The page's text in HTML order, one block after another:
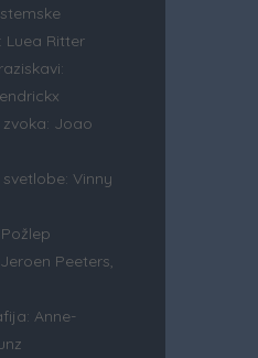
Luea Ritter
Joao
Vinny
Peeters,
Anne-